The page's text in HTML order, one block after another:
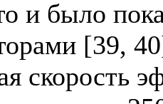
и было
[39,
скорость